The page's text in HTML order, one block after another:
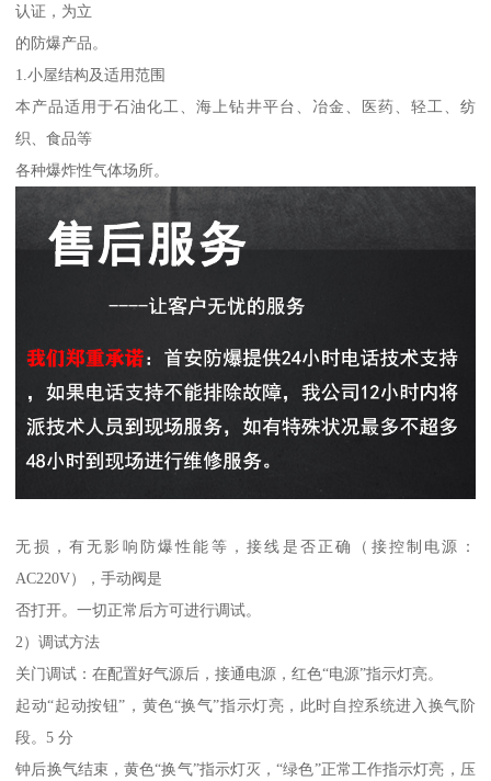
认证，为立
的防爆产品。
1.小屋结构及适用范围
本产品适用于石油化工、海上钻井平台、冶金、医药、轻工、纺
织、食品等
各种爆炸性气体场所。
无损，有无影响防爆性能等，接线是否正确（接控制电源：
AC220V），手动阀是
否打开。一切正常后方可进行调试。
2）调试方法
关门调试：在配置好气源后，接通电源，红色“电源”指示灯亮。
起动“起动按钮”，黄色“换气”指示灯亮，此时自控系统进入换气阶
段。5 分
钟后换气结束，黄色“换气”指示灯灭，“绿色”正常工作指示灯亮，压